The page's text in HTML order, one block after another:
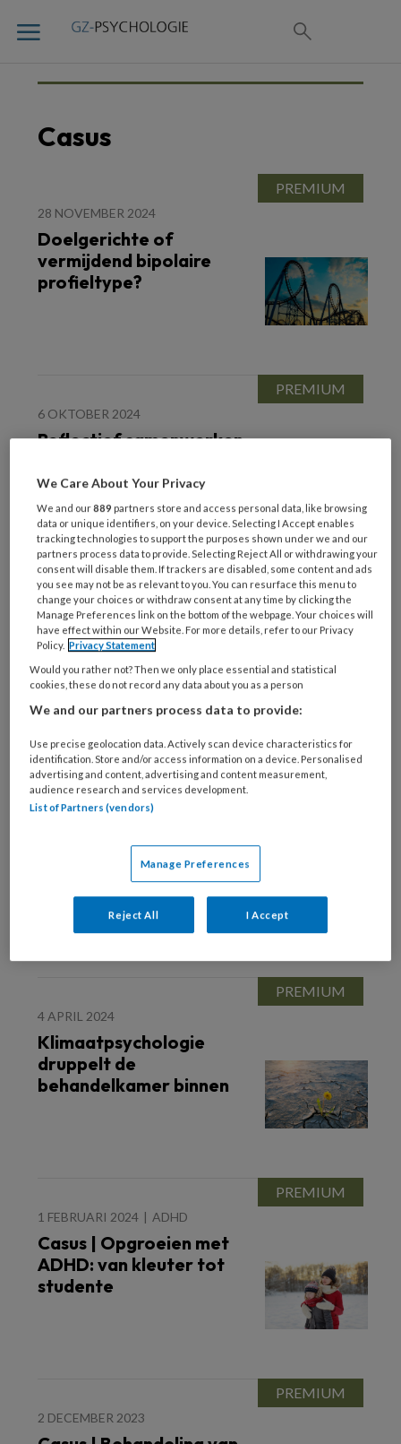
Casus
28 NOVEMBER 2024
Doelgerichte of
vermijdend bipolaire
profieltype?
6 OKTOBER 2024
Reflectief samenwerken
1 OKTOBER 2024
Een uitgestrekte hand
naar een
vertrouwensband
11 JUNI 2024 AUTISME SPECTRUM STOORNIS (ASS)
Eten als houvast
4 APRIL 2024
Klimaatpsychologie
druppelt de
behandelkamer binnen
1 FEBRUARI 2024 ADHD
Casus | Opgroeien met
ADHD: van kleuter tot
studente
2 DECEMBER 2023
We Care About Your Privacy
We and our889 partners store and access personal data, like browsing
data or unique identifiers, on your device. Selecting I Accept enables
tracking technologies to support the purposes shown under we and our
partners process data to provide. Selecting Reject All or withdrawing your
consent will disable them. If trackers are disabled, some content and ads
you see may not be as relevant to you. You can resurface this menu to
change your choices or withdraw consent at any time by clicking the
Manage Preferences link on the bottom of the webpage. Your choices will
have effect within our Website. For more details, refer to our Privacy
Policy. Privacy Statement
Would you rather not? Then we only place essential and statistical
cookies, these do not record any data about you as a person
We and our partners process data to provide:
Use precise geolocation data. Actively scan device characteristics for
identification. Store and/or access information on a device. Personalised
advertising and content, advertising and content measurement,
audience research and services development.
List of Partners (vendors)
Manage Preferences
Reject All I Accept